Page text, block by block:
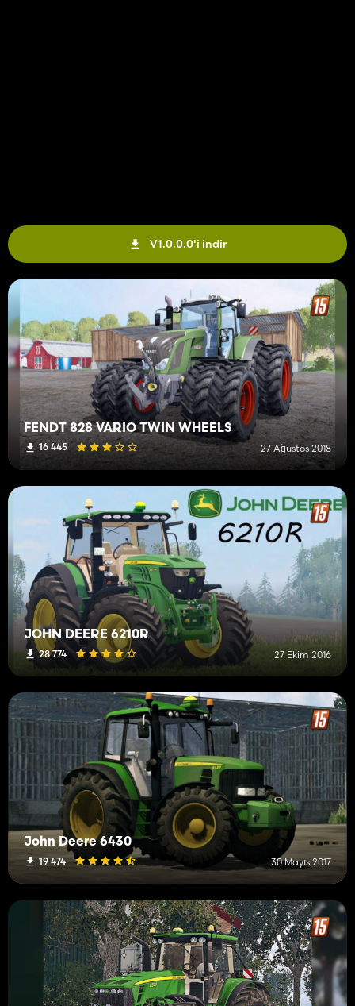
V1.0.0.0'i indir
FENDT 828 VARIO TWIN WHEELS
16 445 27 Ağustos 2018
JOHN DEERE 6210R
28 774 27 Ekim 2016
John Deere 6430
19 474 30 Mayıs 2017